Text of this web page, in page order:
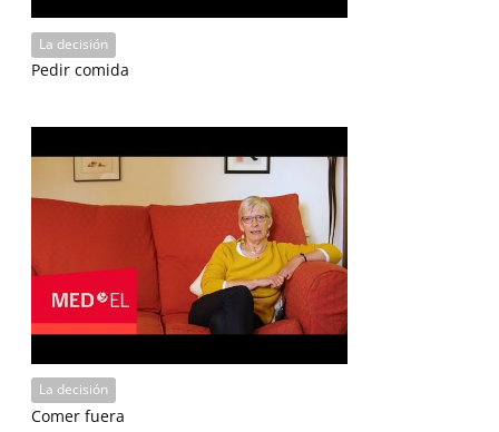
La decisión
Pedir comida
La decisión
Comer fuera